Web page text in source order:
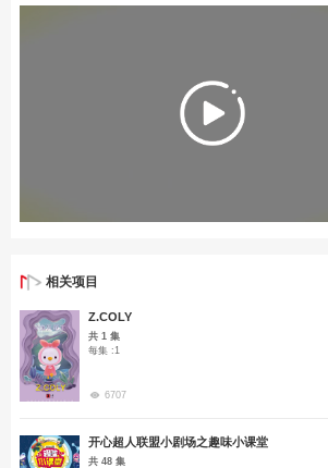
相关项目
Z.COLY
共 1 集
每集 :1
6707
开心超人联盟小剧场之趣味小课堂
共 48 集